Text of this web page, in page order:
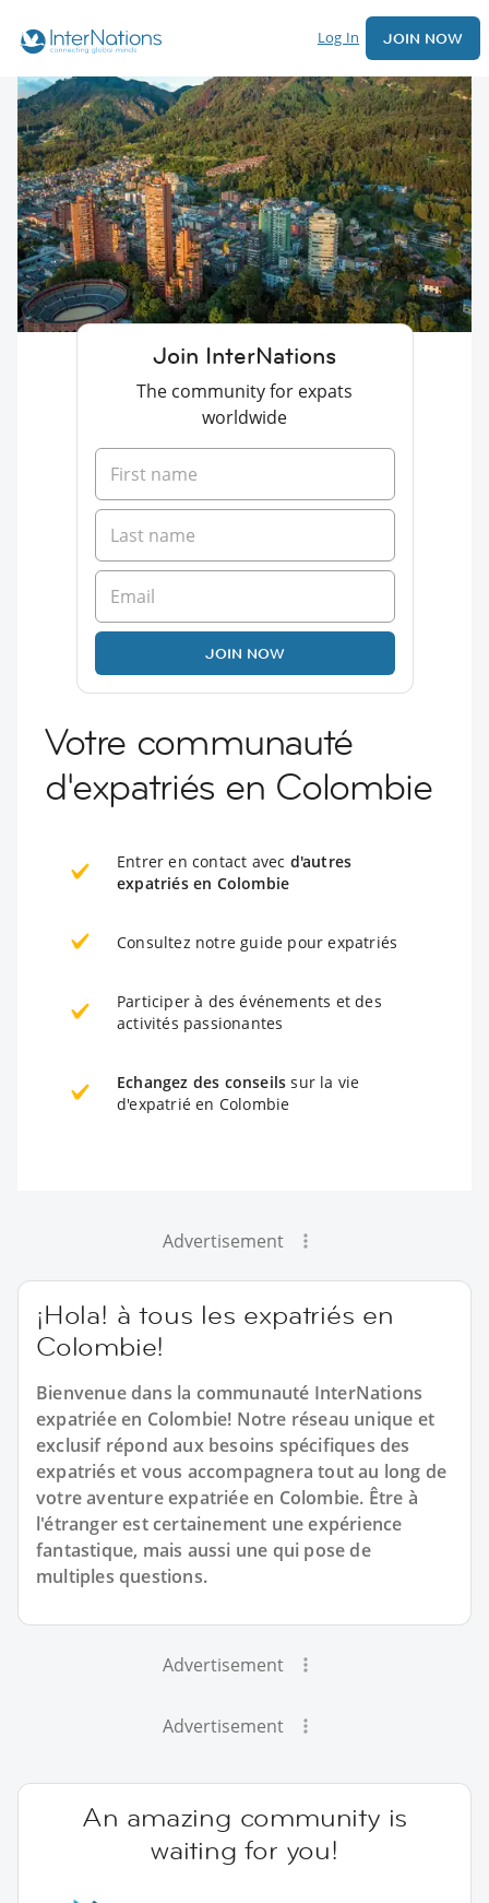
Log In JOIN NOW
Join InterNations
The community for expats
worldwide
JOIN NOW
Votre communauté
d'expatriés en Colombie
Entrer en contact avec d'autres
expatriés en Colombie
Consultez notre guide pour expatriés
Participer à des événements et des
activités passionantes
Echangez des conseils sur la vie
d'expatrié en Colombie
Advertisement
¡Hola! à tous les expatriés en
Colombie!
Bienvenue dans la communauté InterNations
expatriée en Colombie! Notre réseau unique et
exclusif répond aux besoins spécifiques des
expatriés et vous accompagnera tout au long de
votre aventure expatriée en Colombie. Être à
l'étranger est certainement une expérience
fantastique, mais aussi une qui pose de
multiples questions.
Advertisement
Advertisement
An amazing community is
waiting for you!